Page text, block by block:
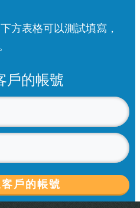
方表格可以測試填寫，
戶的帳號
戶的帳號